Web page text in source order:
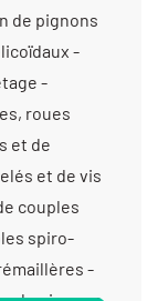
de pignons
-
-
roues
et de
et de vis
couples
spiro-
-